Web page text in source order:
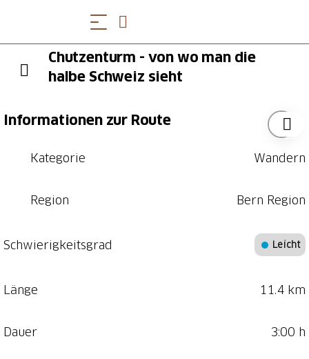
Chutzenturm - von wo man die
halbe Schweiz sieht
Informationen zur Route
Kategorie Wandern
Region Bern Region
Schwierigkeitsgrad Leicht
Länge 11.4 km
Dauer 3:00 h